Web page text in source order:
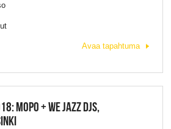
Avaa tapahtuma
MOPO + WE JAZZ DJS,